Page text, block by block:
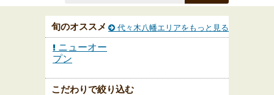
旬のオススメ
ニューオー
プン
こだわりで絞り込む
代々木八幡エリアをもっと見る